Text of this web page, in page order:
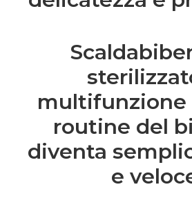
multifunzione
routine del
diventa
e